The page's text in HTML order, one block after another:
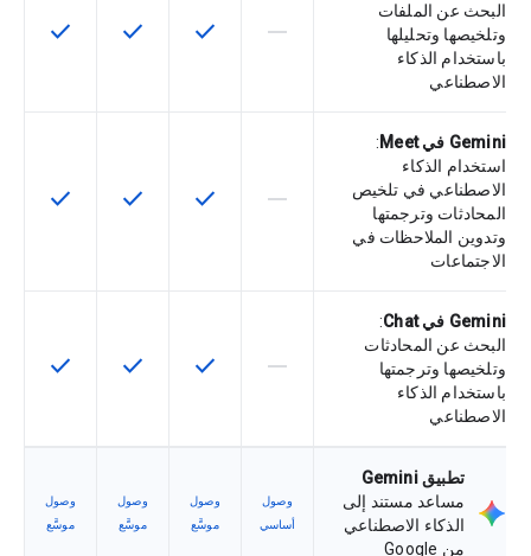
البحث عن الملفات
وتلخيصها وتحليلها
باستخدام الذكاء
الاصطناعي
لا تتوفّر هذه الميزة لرمز التخزين
horizontal_rule تتوفّر هذه الميزة لرمز
check تتوفّر هذه الميزة
check تتوفّر
check
Gemini في Meet
:
استخدام الذكاء
الاصطناعي في تلخيص
المحادثات وترجمتها
وتدوين الملاحظات في
الاجتماعات
لا تتوفّر هذه الميزة لرمز التخزين
horizontal_rule تتوفّر هذه الميزة لرمز
check تتوفّر هذه الميزة
check تتوفّر
check
Gemini في Chat
:
البحث عن المحادثات
وتلخيصها وترجمتها
باستخدام الذكاء
الاصطناعي
لا تتوفّر هذه الميزة لرمز التخزين
horizontal_rule تتوفّر هذه الميزة لرمز
check تتوفّر هذه الميزة
check تتوفّر
check
تطبيق Gemini
مساعد مستند إلى
الذكاء الاصطناعي
من Google
وصول
أساسي
وصول
موسَّع
وصول
موسَّع
وصول
موسَّع